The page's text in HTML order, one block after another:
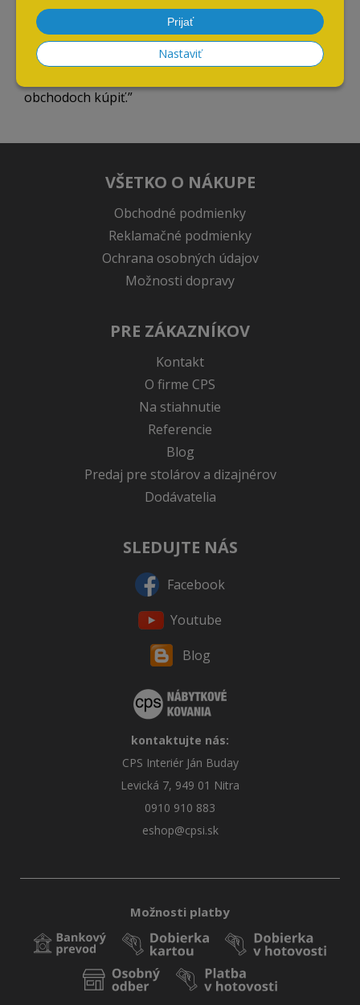
Prijať
Nastaviť
21.07.2026
Odporúča obchod
obchodoch kúpiť.
VŠETKO O NÁKUPE
Obchodné podmienky
Reklamačné podmienky
Ochrana osobných údajov
Možnosti dopravy
PRE ZÁKAZNÍKOV
Kontakt
O firme CPS
Na stiahnutie
Referencie
Blog
Predaj pre stolárov a dizajnérov
Dodávatelia
SLEDUJTE NÁS
Facebook
Youtube
Blog
kontaktujte nás:
CPS Interiér Ján Buday
Levická 7, 949 01 Nitra
0910 910 883
eshop@cpsi.sk
Možnosti platby